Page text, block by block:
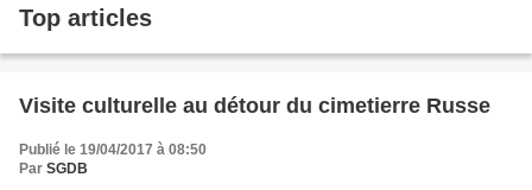
Top articles
Visite culturelle au détour du cimetierre Russe
Publié le 19/04/2017 à 08:50
Par SGDB